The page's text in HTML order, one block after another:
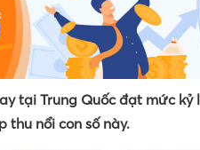
tại Trung Quốc đạt mức kỷ
nổi con số này.